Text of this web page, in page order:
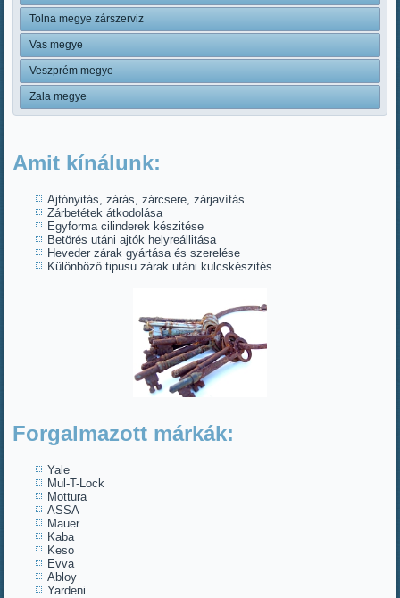
Tolna megye zárszerviz
Vas megye
Veszprém megye
Zala megye
Amit kínálunk:
Ajtónyitás, zárás, zárcsere, zárjavítás
Zárbetétek átkodolása
Egyforma cilinderek készitése
Betörés utáni ajtók helyreállitása
Heveder zárak gyártása és szerelése
Különböző tipusu zárak utáni kulcskészités
Forgalmazott márkák:
Yale
Mul-T-Lock
Mottura
ASSA
Mauer
Kaba
Keso
Evva
Abloy
Yardeni